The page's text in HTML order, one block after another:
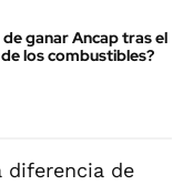
ganar Ancap tras el
los combustibles?
diferencia de